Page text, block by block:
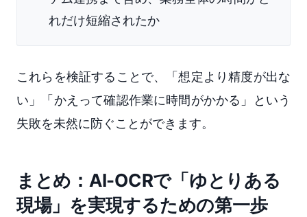
れだけ短縮されたか
これらを検証することで、「想定より精度が出な
い」「かえって確認作業に時間がかかる」という
失敗を未然に防ぐことができます。
まとめ：AI-OCRで「ゆとりある
現場」を実現するための第一歩